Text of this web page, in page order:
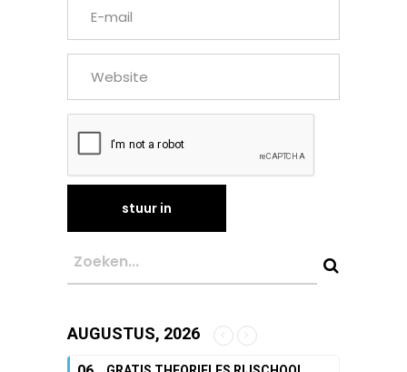
AUGUSTUS, 2026